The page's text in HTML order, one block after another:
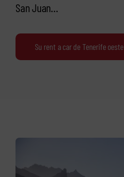
San Juan…
Su rent a car de Tenerife oeste